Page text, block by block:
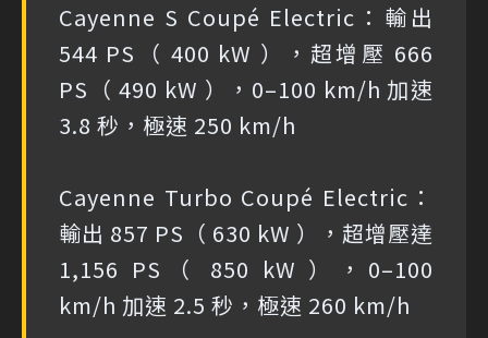
Cayenne S Coupé Electric：輸出
544 PS（ 400 kW ），超增壓 666
PS（ 490 kW ），0–100 km/h 加速
3.8 秒，極速 250 km/h
Cayenne Turbo Coupé Electric：
輸出 857 PS（ 630 kW ），超增壓達
1,156 PS（ 850 kW ），0–100
km/h 加速 2.5 秒，極速 260 km/h